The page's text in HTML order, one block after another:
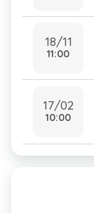
18/11
11:00
17/02
10:00